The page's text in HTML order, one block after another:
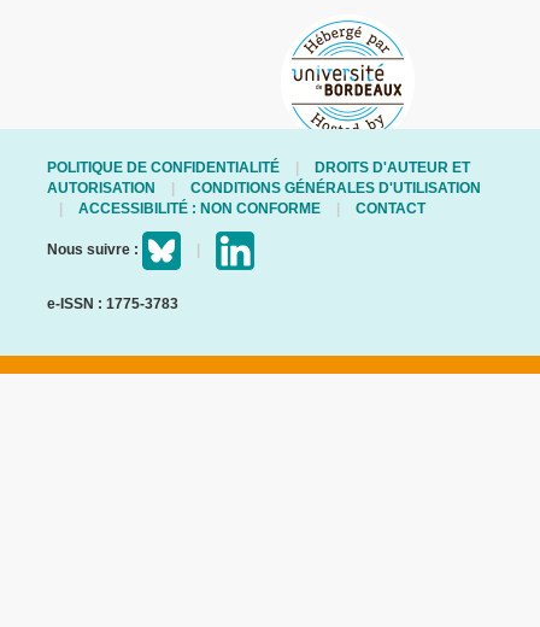
POLITIQUE DE CONFIDENTIALITÉ
DROITS D'AUTEUR ET
AUTORISATION
CONDITIONS GÉNÉRALES D'UTILISATION
ACCESSIBILITÉ : NON CONFORME
CONTACT
Nous suivre :
e-ISSN : 1775-3783